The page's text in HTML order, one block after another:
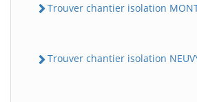
Trouver chantier isolation
Trouver chantier isolation